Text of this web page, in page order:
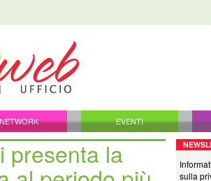
NETWORK EVENTI
presenta la
sulla